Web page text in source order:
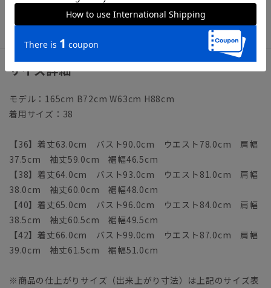
《洗濯時の脱水を短めに行い、水分を保った状態で形を整えつ
り干しすることで、シワが最小限に抑えられます》
サイズ詳細
モデル：165cm B72cm W63cm H88cm
着用サイズ：38
【36】着丈63.0cm バスト90.0cm ウエスト78.0cm 肩幅
37.5cm 袖丈59.0cm 裾幅46.5cm
【38】着丈64.0cm バスト93.0cm ウエスト81.0cm 肩幅
38.0cm 袖丈60.0cm 裾幅48.0cm
【40】着丈65.0cm バスト96.0cm ウエスト84.0cm 肩幅
38.5cm 袖丈60.5cm 裾幅49.5cm
【42】着丈66.0cm バスト99.0cm ウエスト87.0cm 肩幅
39.0cm 袖丈61.5cm 裾幅51.0cm
※商品の仕上がりサイズ（出来上がり寸法）は上記のサイズ表